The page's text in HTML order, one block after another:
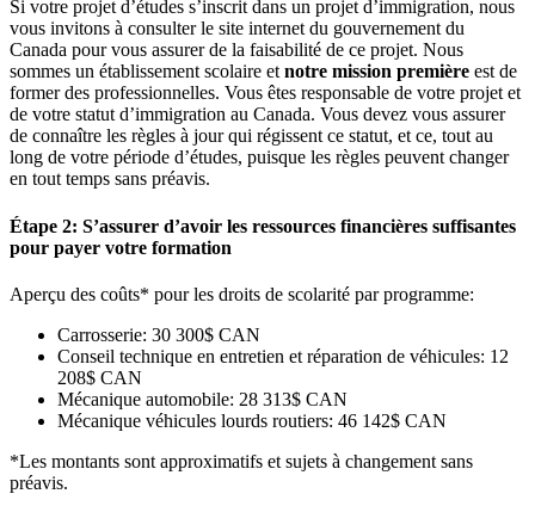
Si votre projet d’études s’inscrit dans un projet d’immigration, nous
vous invitons à consulter le site internet du gouvernement du
Canada pour vous assurer de la faisabilité de ce projet. Nous
sommes un établissement scolaire et notre mission première est de
former des professionnelles. Vous êtes responsable de votre projet et
de votre statut d’immigration au Canada. Vous devez vous assurer
de connaître les règles à jour qui régissent ce statut, et ce, tout au
long de votre période d’études, puisque les règles peuvent changer
en tout temps sans préavis.
Étape 2: S’assurer d’avoir les ressources financières suffisantes
pour payer votre formation
Aperçu des coûts* pour les droits de scolarité par programme:
Carrosserie: 30 300$ CAN
Conseil technique en entretien et réparation de véhicules: 12
208$ CAN
Mécanique automobile: 28 313$ CAN
Mécanique véhicules lourds routiers: 46 142$ CAN
*Les montants sont approximatifs et sujets à changement sans
préavis.